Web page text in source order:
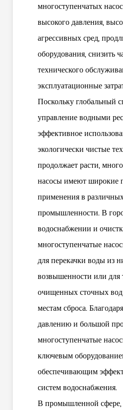
многоступенчатых
высокого давления,
агрессивных сред,
оборудования, снизить
технического
эксплуатационные
Поскольку глобальный
управление водными
эффективное
экологически чистые
продолжает расти,
насосы имеют широкие
применения в
промышленности. В
водоснабжении и
многоступенчатые
для перекачки воды из
возвышенности или для
очищенных сточных
местам сброса.
давлению и большой
многоступенчатые
ключевым
обеспечивающим
систем водоснабжения.
В промышленной сфере,